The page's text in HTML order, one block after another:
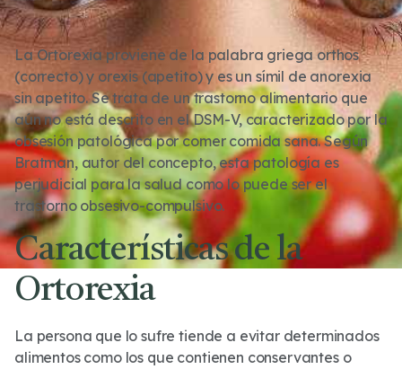
La Ortorexia proviene de la palabra griega orthos
(correcto) y orexis (apetito) y es un símil de anorexia
sin apetito. Se trata de un trastorno alimentario que
aún no está descrito en el DSM-V, caracterizado por la
obsesión patológica por comer comida sana. Según
Bratman, autor del concepto, esta patología es
perjudicial para la salud como lo puede ser el
trastorno obsesivo-compulsivo.
Características de la
Ortorexia
La persona que lo sufre tiende a evitar determinados
alimentos como los que contienen conservantes o